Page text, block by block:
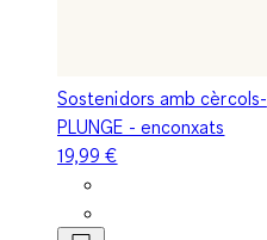
Sostenidors amb cèrcols-
PLUNGE - enconxats
19,99 €